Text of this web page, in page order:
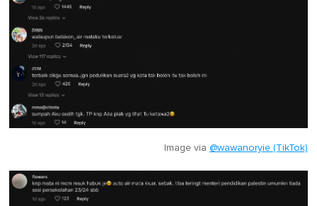
Image via @wawanoryie (TikTok)